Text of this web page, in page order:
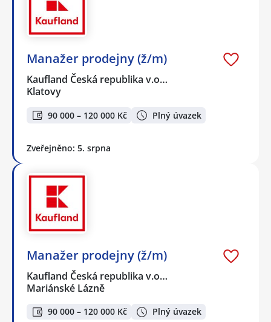
Manažer prodejny (ž/m)
Kaufland Česká republika v.o…
Klatovy
90 000 – 120 000 Kč Plný úvazek
Zveřejněno: 5. srpna
Manažer prodejny (ž/m)
Kaufland Česká republika v.o…
Mariánské Lázně
90 000 – 120 000 Kč Plný úvazek